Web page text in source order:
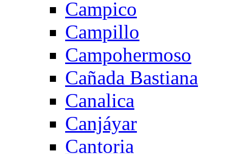
Campico
Campillo
Campohermoso
Cañada Bastiana
Canalica
Canjáyar
Cantoria